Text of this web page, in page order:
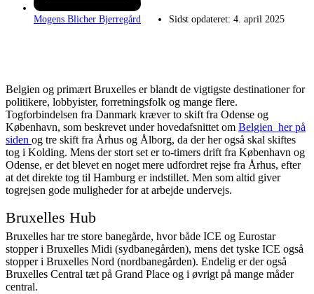
Mogens Blicher Bjerregård Sidst opdateret: 4. april 2025
Belgien og primært Bruxelles er blandt de vigtigste destinationer for
politikere, lobbyister, forretningsfolk og mange flere.
Togforbindelsen fra Danmark kræver to skift fra Odense og
København, som beskrevet under hovedafsnittet om Belgien her på
siden og tre skift fra Århus og Ålborg, da der her også skal skiftes
tog i Kolding. Mens der stort set er to-timers drift fra København og
Odense, er det blevet en noget mere udfordret rejse fra Århus, efter
at det direkte tog til Hamburg er indstillet. Men som altid giver
togrejsen gode muligheder for at arbejde undervejs.
Bruxelles Hub
Bruxelles har tre store banegårde, hvor både ICE og Eurostar
stopper i Bruxelles Midi (sydbanegården), mens det tyske ICE også
stopper i Bruxelles Nord (nordbanegården). Endelig er der også
Bruxelles Central tæt på Grand Place og i øvrigt på mange måder
central.